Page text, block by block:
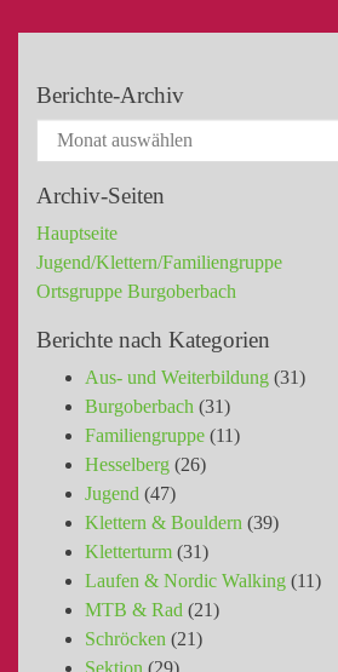
Berichte-Archiv
Archiv-Seiten
Hauptseite
Jugend/Klettern/Familiengruppe
Ortsgruppe Burgoberbach
Berichte nach Kategorien
Aus- und Weiterbildung (31)
Burgoberbach (31)
Familiengruppe (11)
Hesselberg (26)
Jugend (47)
Klettern & Bouldern (39)
Kletterturm (31)
Laufen & Nordic Walking (11)
MTB & Rad (21)
Schröcken (21)
Sektion (29)